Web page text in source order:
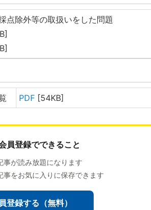
点除外等の取扱いをした問題
PDF[54KB]
員登録でできること
事が読み放題になります
事をお気に入りに保存できます
登録する（無料）